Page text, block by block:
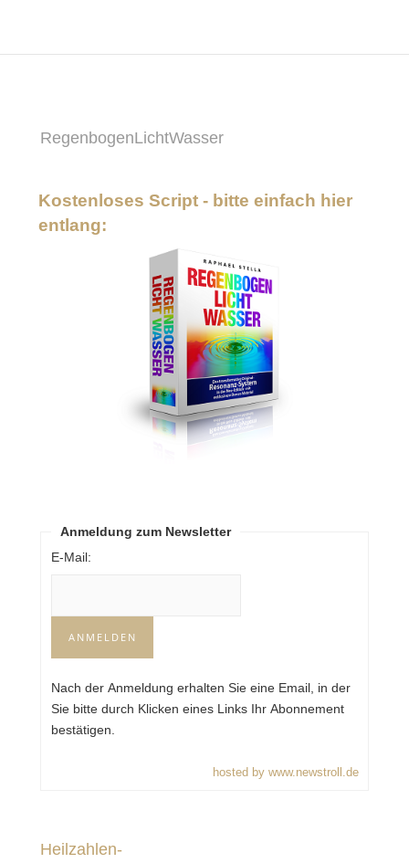
RegenbogenLichtWasser
Kostenloses Script - bitte einfach hier
entlang:
Anmeldung zum Newsletter
E-Mail:
Nach der Anmeldung erhalten Sie eine Email, in der
Sie bitte durch Klicken eines Links Ihr Abonnement
bestätigen.
hosted by www.newstroll.de
Heilzahlen-